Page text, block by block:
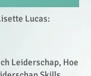
Lucas:
Leiderschap, Hoe